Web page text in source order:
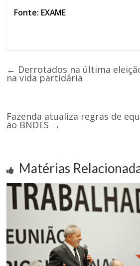
Fonte: EXAME
← Derrotados na última
na vida partidária
Fazenda atualiza regras de
ao BNDES →
Matérias